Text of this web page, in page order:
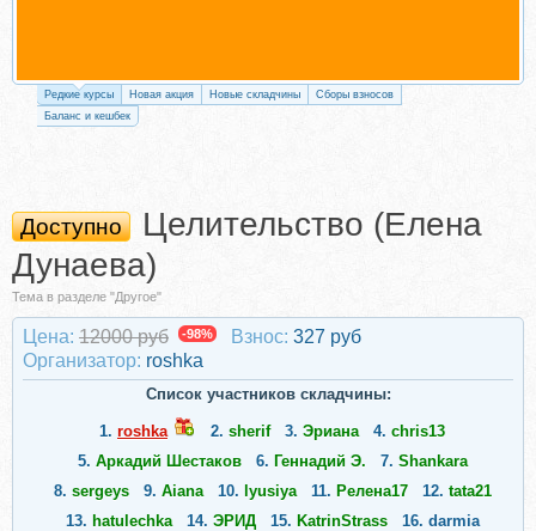
Редкие курсы Новая акция Новые складчины
Сборы взносов
Баланс и кешбек
Доступно
Целительство (Елена
Дунаева)
Тема в разделе "Другое"
Цена: 12000 руб -98% Взнос: 327 руб
Организатор: roshka
Список участников складчины:
1. roshka 2. sherif 3. Эриана 4. chris13
5. Аркадий Шестаков 6. Геннадий Э. 7. Shankara
8. sergeys 9. Aiana 10. lyusiya 11. Релена17 12. tata21
13. hatulechka 14. ЭРИД 15. KatrinStrass 16. darmia